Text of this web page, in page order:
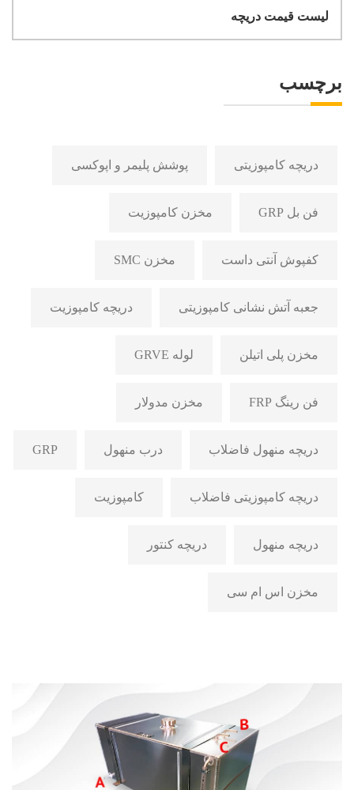
لیست قیمت دریچه
برچسب
دریچه کامپوزیتی پوشش پلیمر و اپوکسی
فن بل GRP مخزن کامپوزیت
کفپوش آنتی داست مخزن SMC
جعبه آتش نشانی کامپوزیتی دریچه کامپوزیت
مخزن پلی اتیلن لوله GRVE
فن رینگ FRP مخزن مدولار
دریچه منهول فاضلاب درب منهول GRP
دریچه کامپوزیتی فاضلاب کامپوزیت
دریچه منهول دریچه کنتور
مخزن اس ام سی